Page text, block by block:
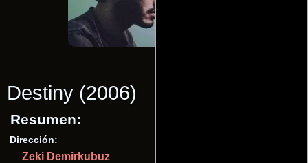
Destiny (2006)
Resumen:
Dirección:
Zeki Demirkubuz